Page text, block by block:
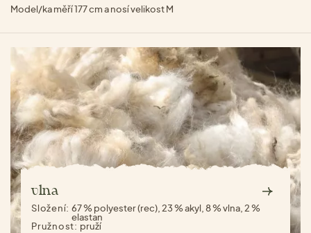
Model/ka měří 177 cm a nosí velikost M
vlna
Složení:67 % polyester (rec), 23 % akyl, 8 % vlna, 2 %
elastan
Pružnost: pruží